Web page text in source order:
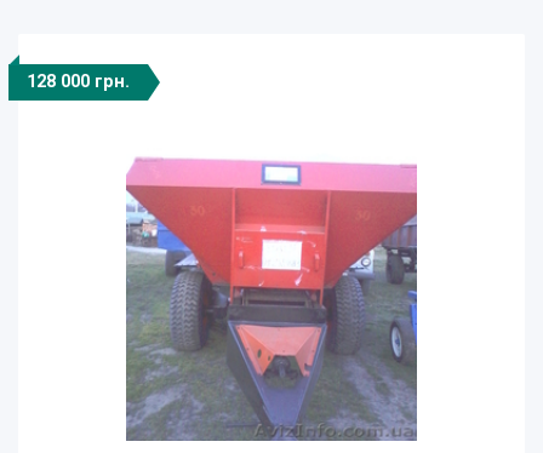
128 000 грн.